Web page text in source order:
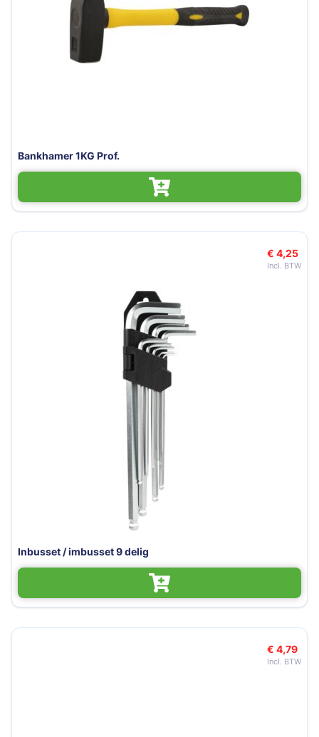
Bankhamer 1KG Prof.
€ 4,25
Inbusset / imbusset 9 delig
€ 4,79